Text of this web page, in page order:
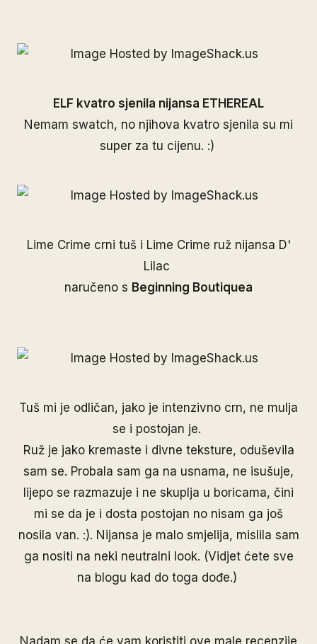
ELF kvatro sjenila nijansa ETHEREAL
Nemam swatch, no njihova kvatro sjenila su mi
super za tu cijenu. :)
Lime Crime crni tuš i Lime Crime ruž nijansa D'
Lilac
naručeno s Beginning Boutiquea
Tuš mi je odličan, jako je intenzivno crn, ne mulja
se i postojan je.
Ruž je jako kremaste i divne teksture, oduševila
sam se. Probala sam ga na usnama, ne isušuje,
lijepo se razmazuje i ne skuplja u boricama, čini
mi se da je i dosta postojan no nisam ga još
nosila van. :). Nijansa je malo smjelija, mislila sam
ga nositi na neki neutralni look. (Vidjet ćete sve
na blogu kad do toga dođe.)
Nadam se da će vam koristiti ove male recenzije